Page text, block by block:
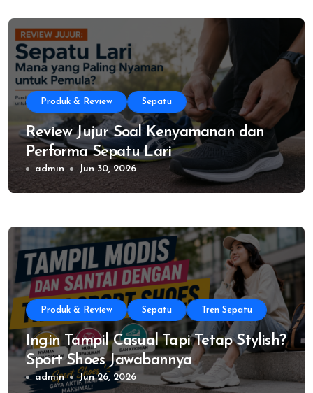
Produk & Review Sepatu
Review Jujur Soal Kenyamanan dan
Performa Sepatu Lari
admin Jun 30, 2026
Produk & Review Sepatu Tren Sepatu
Ingin Tampil Casual Tapi Tetap Stylish?
Sport Shoes Jawabannya
admin Jun 26, 2026